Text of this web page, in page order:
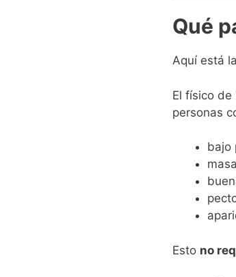
Qué
Aquí está
El físico de
personas
bajo
Esto no